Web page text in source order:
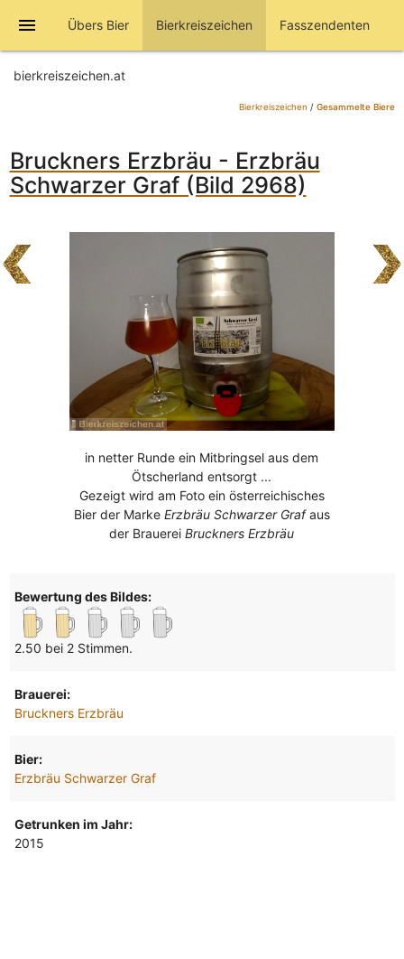
menu Übers Bier Bierkreiszeichen Fasszendenten
bierkreiszeichen.at
Bierkreiszeichen / Gesammelte Biere
Bruckners Erzbräu - Erzbräu
Schwarzer Graf (Bild 2968)
in netter Runde ein Mitbringsel aus dem
Ötscherland entsorgt ...
Gezeigt wird am Foto ein österreichisches
Bier der Marke Erzbräu Schwarzer Grafaus
der BrauereiBruckners Erzbräu
Bewertung des Bildes:
2.50 bei 2 Stimmen.
Brauerei:
Bruckners Erzbräu
Bier:
Erzbräu Schwarzer Graf
Getrunken im Jahr:
2015